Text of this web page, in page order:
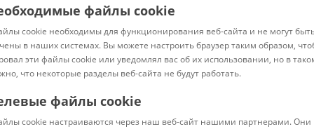
Сортировать: Популярные
В наличии
файлы cookie
cookie необходимы для функционирования веб-сайта и не могут
в наших системах. Вы можете настроить браузер таким образом,
эти файлы cookie или уведомлял вас об их использовании, но в
что некоторые разделы веб-сайта не будут работать.
файлы cookie
cookie настраиваются через наш веб-сайт нашими партнерами. Они